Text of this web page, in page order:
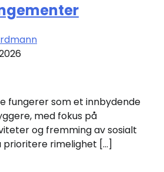
fungerer som et innbydende
med fokus på
og fremming av sosialt
prioritere rimelighet […]